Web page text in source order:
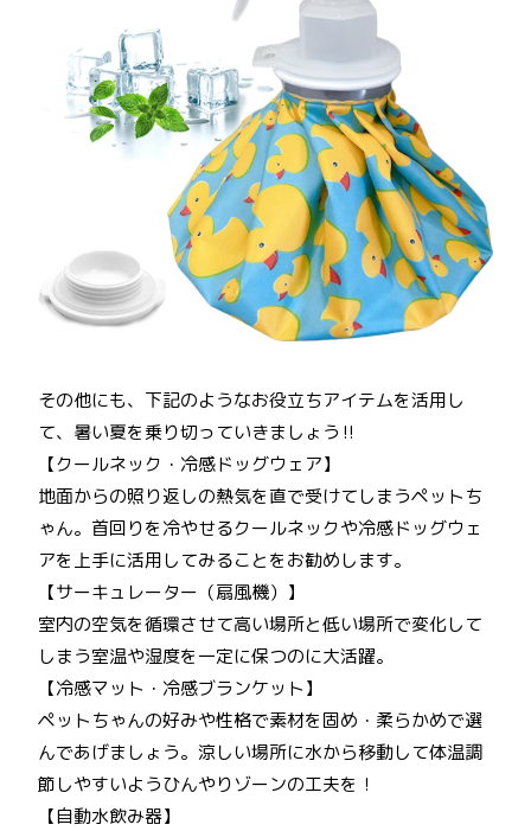
その他にも、下記のようなお役立ちアイテムを活用し
て、暑い夏を乗り切っていきましょう‼
【クールネック・冷感ドッグウェア】
地面からの照り返しの熱気を直で受けてしまうペットち
ゃん。首回りを冷やせるクールネックや冷感ドッグウェ
アを上手に活用してみることをお勧めします。
【サーキュレーター（扇風機）】
室内の空気を循環させて高い場所と低い場所で変化して
しまう室温や湿度を一定に保つのに大活躍。
【冷感マット・冷感ブランケット】
ペットちゃんの好みや性格で素材を固め・柔らかめで選
んであげましょう。涼しい場所に水から移動して体温調
節しやすいようひんやりゾーンの工夫を！
【自動水飲み器】